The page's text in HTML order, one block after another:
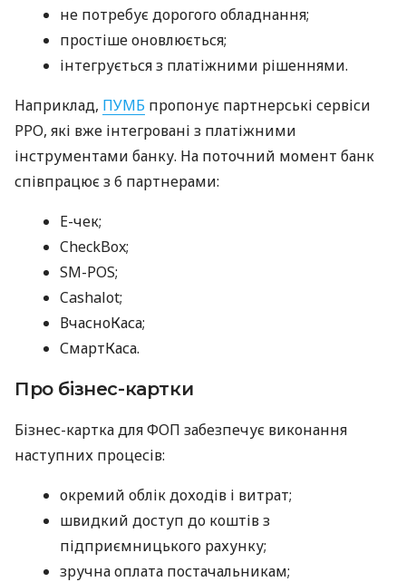
не потребує дорогого обладнання;
простіше оновлюється;
інтегрується з платіжними рішеннями.
Наприклад, ПУМБ пропонує партнерські сервіси
РРО, які вже інтегровані з платіжними
інструментами банку. На поточний момент банк
співпрацює з 6 партнерами:
E-чек;
CheckBox;
SM-POS;
Cashalot;
ВчасноКаса;
СмартКаса.
Про бізнес-картки
Бізнес-картка для ФОП забезпечує виконання
наступних процесів:
окремий облік доходів і витрат;
швидкий доступ до коштів з
підприємницького рахунку;
зручна оплата постачальникам;